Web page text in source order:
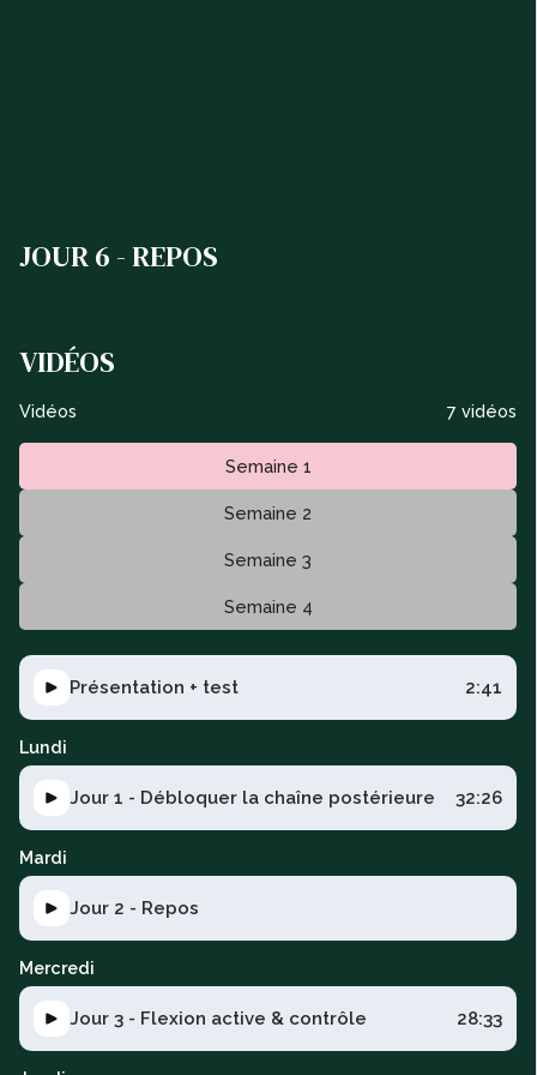
JOUR 6 - REPOS
VIDÉOS
Vidéos 7 vidéos
Semaine 1
Semaine 2
Semaine 3
Semaine 4
Présentation + test 2:41
Lundi
Jour 1 - Débloquer la chaîne postérieure 32:26
Mardi
Jour 2 - Repos
Mercredi
Jour 3 - Flexion active & contrôle 28:33